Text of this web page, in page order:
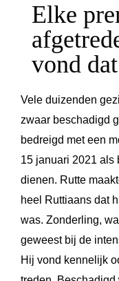
Elke
vond
Vele duizenden
zwaar beschadigd
bedreigd met een
15 januari 2021 als
dienen. Rutte
heel Ruttiaans dat
was. Zonderling,
geweest bij de
Hij vond kennelijk